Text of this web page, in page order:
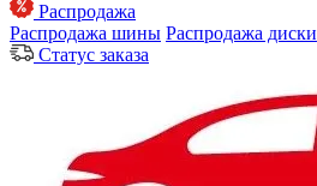
Распродажа
Распродажа шины Распродажа диски
Статус заказа